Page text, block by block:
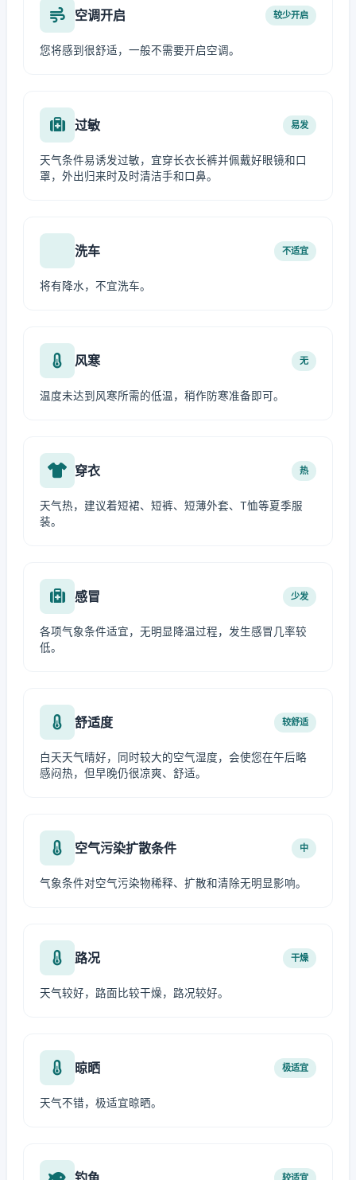
空调开启 较少开启
您将感到很舒适，一般不需要开启空调。
过敏 易发
天气条件易诱发过敏，宜穿长衣长裤并佩戴好眼镜和口
罩，外出归来时及时清洁手和口鼻。
洗车 不适宜
将有降水，不宜洗车。
风寒 无
温度未达到风寒所需的低温，稍作防寒准备即可。
穿衣 热
天气热，建议着短裙、短裤、短薄外套、T恤等夏季服
装。
感冒 少发
各项气象条件适宜，无明显降温过程，发生感冒几率较
低。
舒适度 较舒适
白天天气晴好，同时较大的空气湿度，会使您在午后略
感闷热，但早晚仍很凉爽、舒适。
空气污染扩散条件 中
气象条件对空气污染物稀释、扩散和清除无明显影响。
路况 干燥
天气较好，路面比较干燥，路况较好。
晾晒 极适宜
天气不错，极适宜晾晒。
较适宜